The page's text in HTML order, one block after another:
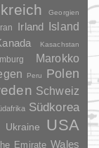
Georgien
Iran Irland
Island
Kasachstan
Marokko
Peru
Polen
Schweiz
Südkorea
Ukraine USA
Emirate Wales